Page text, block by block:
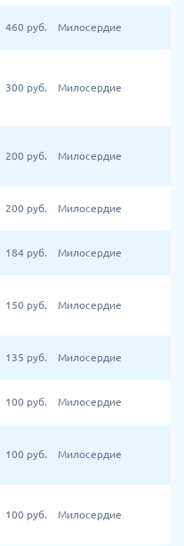
460 руб. Милосердие
300 руб. Милосердие
200 руб. Милосердие
200 руб. Милосердие
184 руб. Милосердие
150 руб. Милосердие
135 руб. Милосердие
100 руб. Милосердие
100 руб. Милосердие
100 руб. Милосердие